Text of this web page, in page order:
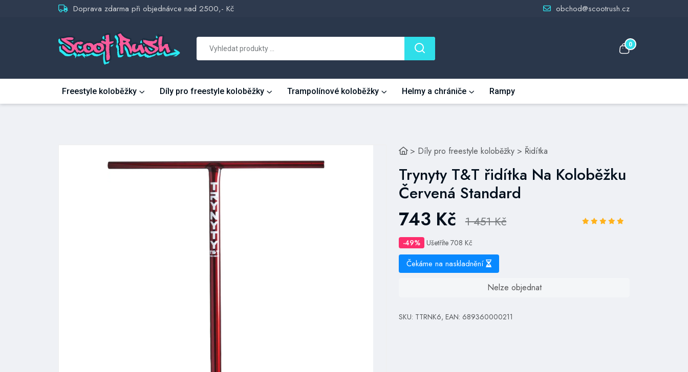
Doprava zdarma při objednávce nad 2500,- Kč obchod@scootrush.cz
0
Freestyle koloběžky Díly pro freestyle koloběžky Trampolínové koloběžky Helmy a chrániče Rampy
> Díly pro freestyle koloběžky > Řidítka
Trynyty T&T řidítka Na Koloběžku
Červená Standard
743 Kč 1 451 Kč
-49% Ušetříte 708 Kč
Čekáme na naskladnění
Nelze objednat
SKU: TTRNK6, EAN: 689360000211